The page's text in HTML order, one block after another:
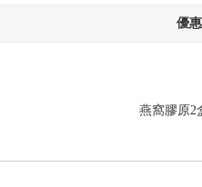
優
燕窩膠原2